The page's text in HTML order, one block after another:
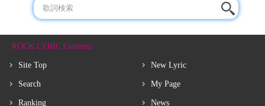
ROCK LYRIC Contents
Site Top
Search
Ranking
New Lyric
My Page
News